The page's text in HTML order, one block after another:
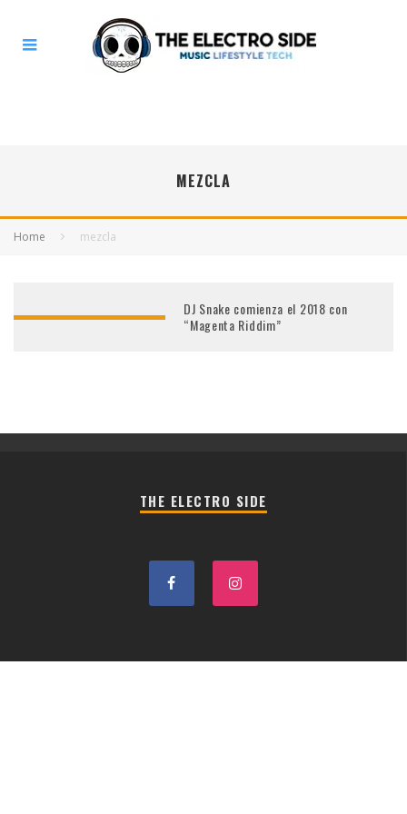
MEZCLA
Home mezcla
DJ Snake comienza el 2018 con
“Magenta Riddim”
THE ELECTRO SIDE